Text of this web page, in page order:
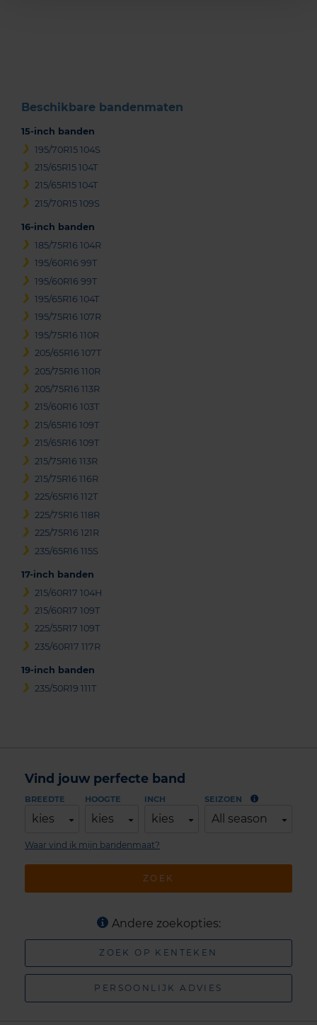
Beschikbare bandenmaten
15-inch banden
195/70R15 104S
215/65R15 104T
215/65R15 104T
215/70R15 109S
16-inch banden
185/75R16 104R
195/60R16 99T
195/60R16 99T
195/65R16 104T
195/75R16 107R
195/75R16 110R
205/65R16 107T
205/75R16 110R
205/75R16 113R
215/60R16 103T
215/65R16 109T
215/65R16 109T
215/75R16 113R
215/75R16 116R
225/65R16 112T
225/75R16 118R
225/75R16 121R
235/65R16 115S
17-inch banden
215/60R17 104H
215/60R17 109T
225/55R17 109T
235/60R17 117R
19-inch banden
235/50R19 111T
Vind jouw perfecte band
BREEDTE
kies
HOOGTE
kies
INCH
kies
SEIZOEN
All season
ZOEK
Waar vind ik mijn bandenmaat?
Andere zoekopties:
ZOEK OP KENTEKEN
PERSOONLIJK ADVIES